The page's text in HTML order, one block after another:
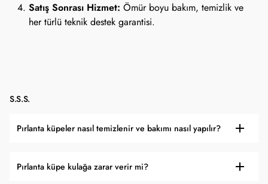
Satış Sonrası Hizmet: Ömür boyu bakım, temizlik ve
her türlü teknik destek garantisi.
S.S.S.
Pırlanta küpeler nasıl temizlenir ve bakımı nasıl yapılır?
Pırlanta küpe kulağa zarar verir mi?